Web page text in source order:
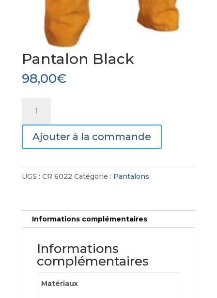
Pantalon Black
98,00€
Pantalon
BlackAjouter à la commande
UGS : CR 6022 Catégorie : Pantalons
Informations complémentaires
Informations
complémentaires
Matériaux